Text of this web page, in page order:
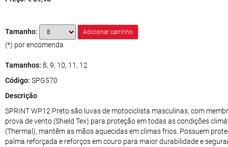
Tamanho:
(*) por encomenda
Tamanhos: 8, 9, 10, 11, 12
Código: SPG570
Descrição
SPRINT WP12 Preto são luvas de motociclista masculinas, com
prova de vento (Shield Tex) para proteção em todas as condições
(Thermal), mantêm as mãos aquecidas em climas frios. Possuem
palma reforçada e reforços em couro para maior durabilidade e